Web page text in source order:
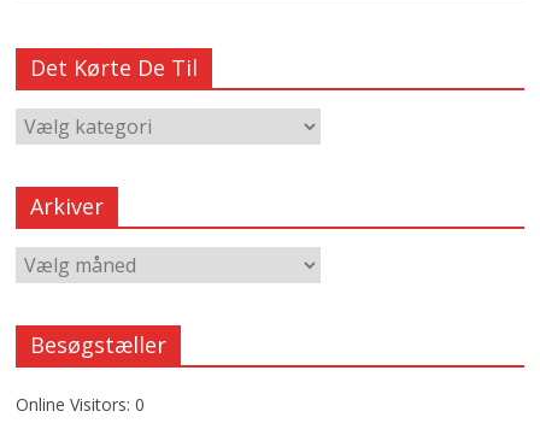
Det Kørte De Til
Arkiver
Besøgstæller
Online Visitors:0